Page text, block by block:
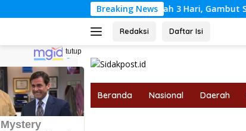
ke
Breaking News
Haris: Api Sudah 3 Hari, Gambut Sulit Dipadamkan
Redaksi Daftar Isi
tutup
Beranda Nasional Daerah